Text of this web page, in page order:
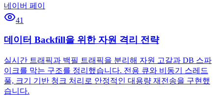
네이버 페이
41
데이터 Backfill을 위한 자원 격리 전략
실시간 트래픽과 백필 트래픽을 분리해 자원 고갈과 DB 스파
이크를 막는 구조를 정리했습니다. 전용 큐와 비동기 스레드
풀, 크기 기반 청크 처리로 안정적인 대용량 재전송을 구현했
습니다.